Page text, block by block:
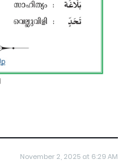
November 2, 2025 at 6:29 AM